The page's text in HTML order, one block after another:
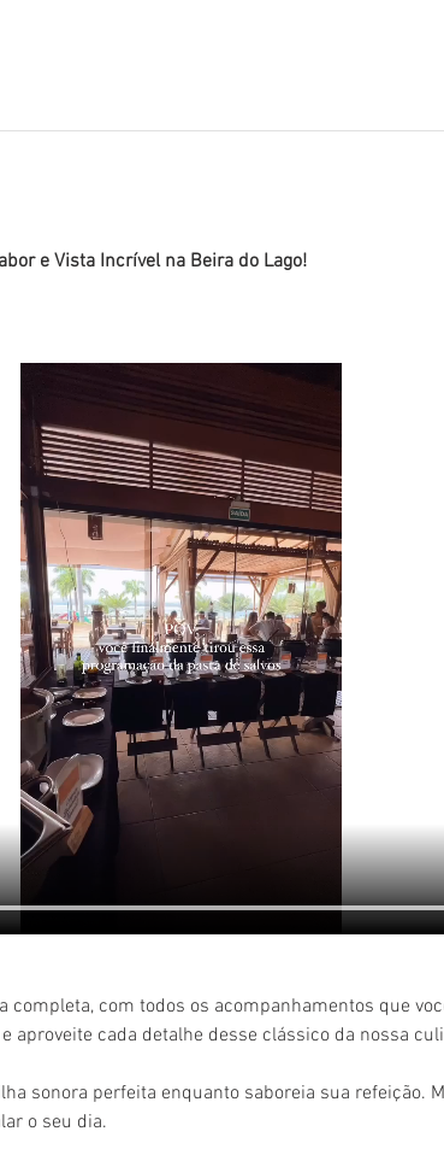
e Vista Incrível na Beira do Lago!
completa, com todos os acompanhamentos que
aproveite cada detalhe desse clássico da nossa
sonora perfeita enquanto saboreia sua refeição.
o seu dia.